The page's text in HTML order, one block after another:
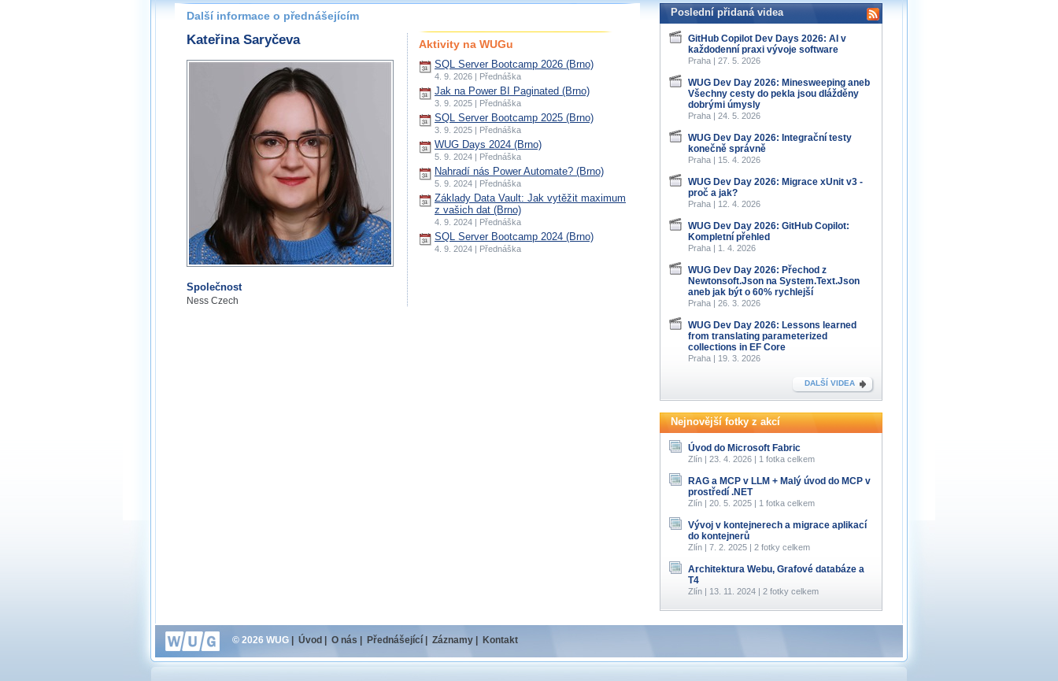
Další informace o přednášejícím
Kateřina Saryčeva
Společnost
Ness Czech
Aktivity na WUGu
SQL Server Bootcamp 2026 (Brno)
4. 9. 2026 | Přednáška
Jak na Power BI Paginated (Brno)
3. 9. 2025 | Přednáška
SQL Server Bootcamp 2025 (Brno)
3. 9. 2025 | Přednáška
WUG Days 2024 (Brno)
5. 9. 2024 | Přednáška
Nahradí nás Power Automate? (Brno)
5. 9. 2024 | Přednáška
Základy Data Vault: Jak vytěžit maximum
z vašich dat (Brno)
4. 9. 2024 | Přednáška
SQL Server Bootcamp 2024 (Brno)
4. 9. 2024 | Přednáška
Poslední přidaná videa
GitHub Copilot Dev Days 2026: AI v
každodenní praxi vývoje software
Praha | 27. 5. 2026
WUG Dev Day 2026: Minesweeping aneb
Všechny cesty do pekla jsou dlážděny
dobrými úmysly
Praha | 24. 5. 2026
WUG Dev Day 2026: Integrační testy
konečně správně
Praha | 15. 4. 2026
WUG Dev Day 2026: Migrace xUnit v3 -
proč a jak?
Praha | 12. 4. 2026
WUG Dev Day 2026: GitHub Copilot:
Kompletní přehled
Praha | 1. 4. 2026
WUG Dev Day 2026: Přechod z
Newtonsoft.Json na System.Text.Json
aneb jak být o 60% rychlejší
Praha | 26. 3. 2026
WUG Dev Day 2026: Lessons learned
from translating parameterized
collections in EF Core
Praha | 19. 3. 2026
DALŠÍ VIDEA
Nejnovější fotky z akcí
Úvod do Microsoft Fabric
Zlín | 23. 4. 2026 | 1 fotka celkem
RAG a MCP v LLM + Malý úvod do MCP v
prostředí .NET
Zlín | 20. 5. 2025 | 1 fotka celkem
Vývoj v kontejnerech a migrace aplikací
do kontejnerů
Zlín | 7. 2. 2025 | 2 fotky celkem
Architektura Webu, Grafové databáze a
T4
Zlín | 13. 11. 2024 | 2 fotky celkem
© 2026 WUG Úvod O nás Přednášející Záznamy Kontakt